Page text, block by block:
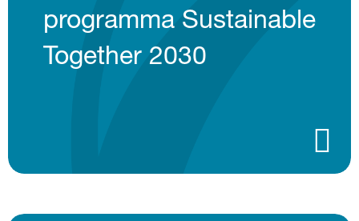
programma Sustainable
Together 2030